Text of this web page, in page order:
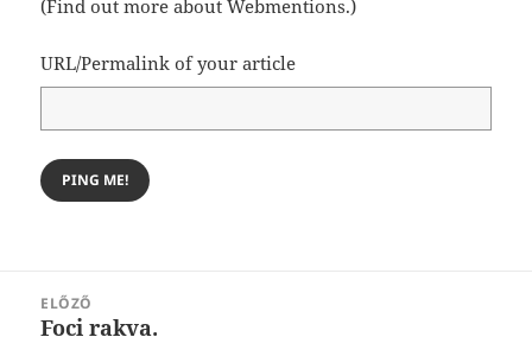
(Find out more about Webmentions.)
URL/Permalink of your article
navigáció
ELŐZŐ
Korábbi
Foci rakva.